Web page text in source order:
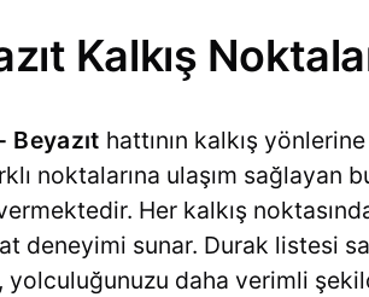
Kalkış
Beyazıt hattının kalkış
noktalarına ulaşım sağlayan
Her kalkış
deneyimi sunar. Durak listesi
yolculuğunuzu daha verimli